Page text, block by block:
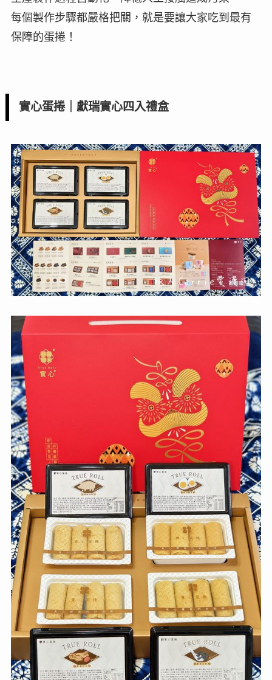
每個製作步驟都嚴格把關，就是要讓大家吃到最有
保障的蛋捲！
實心蛋捲｜獻瑞實心四入禮盒